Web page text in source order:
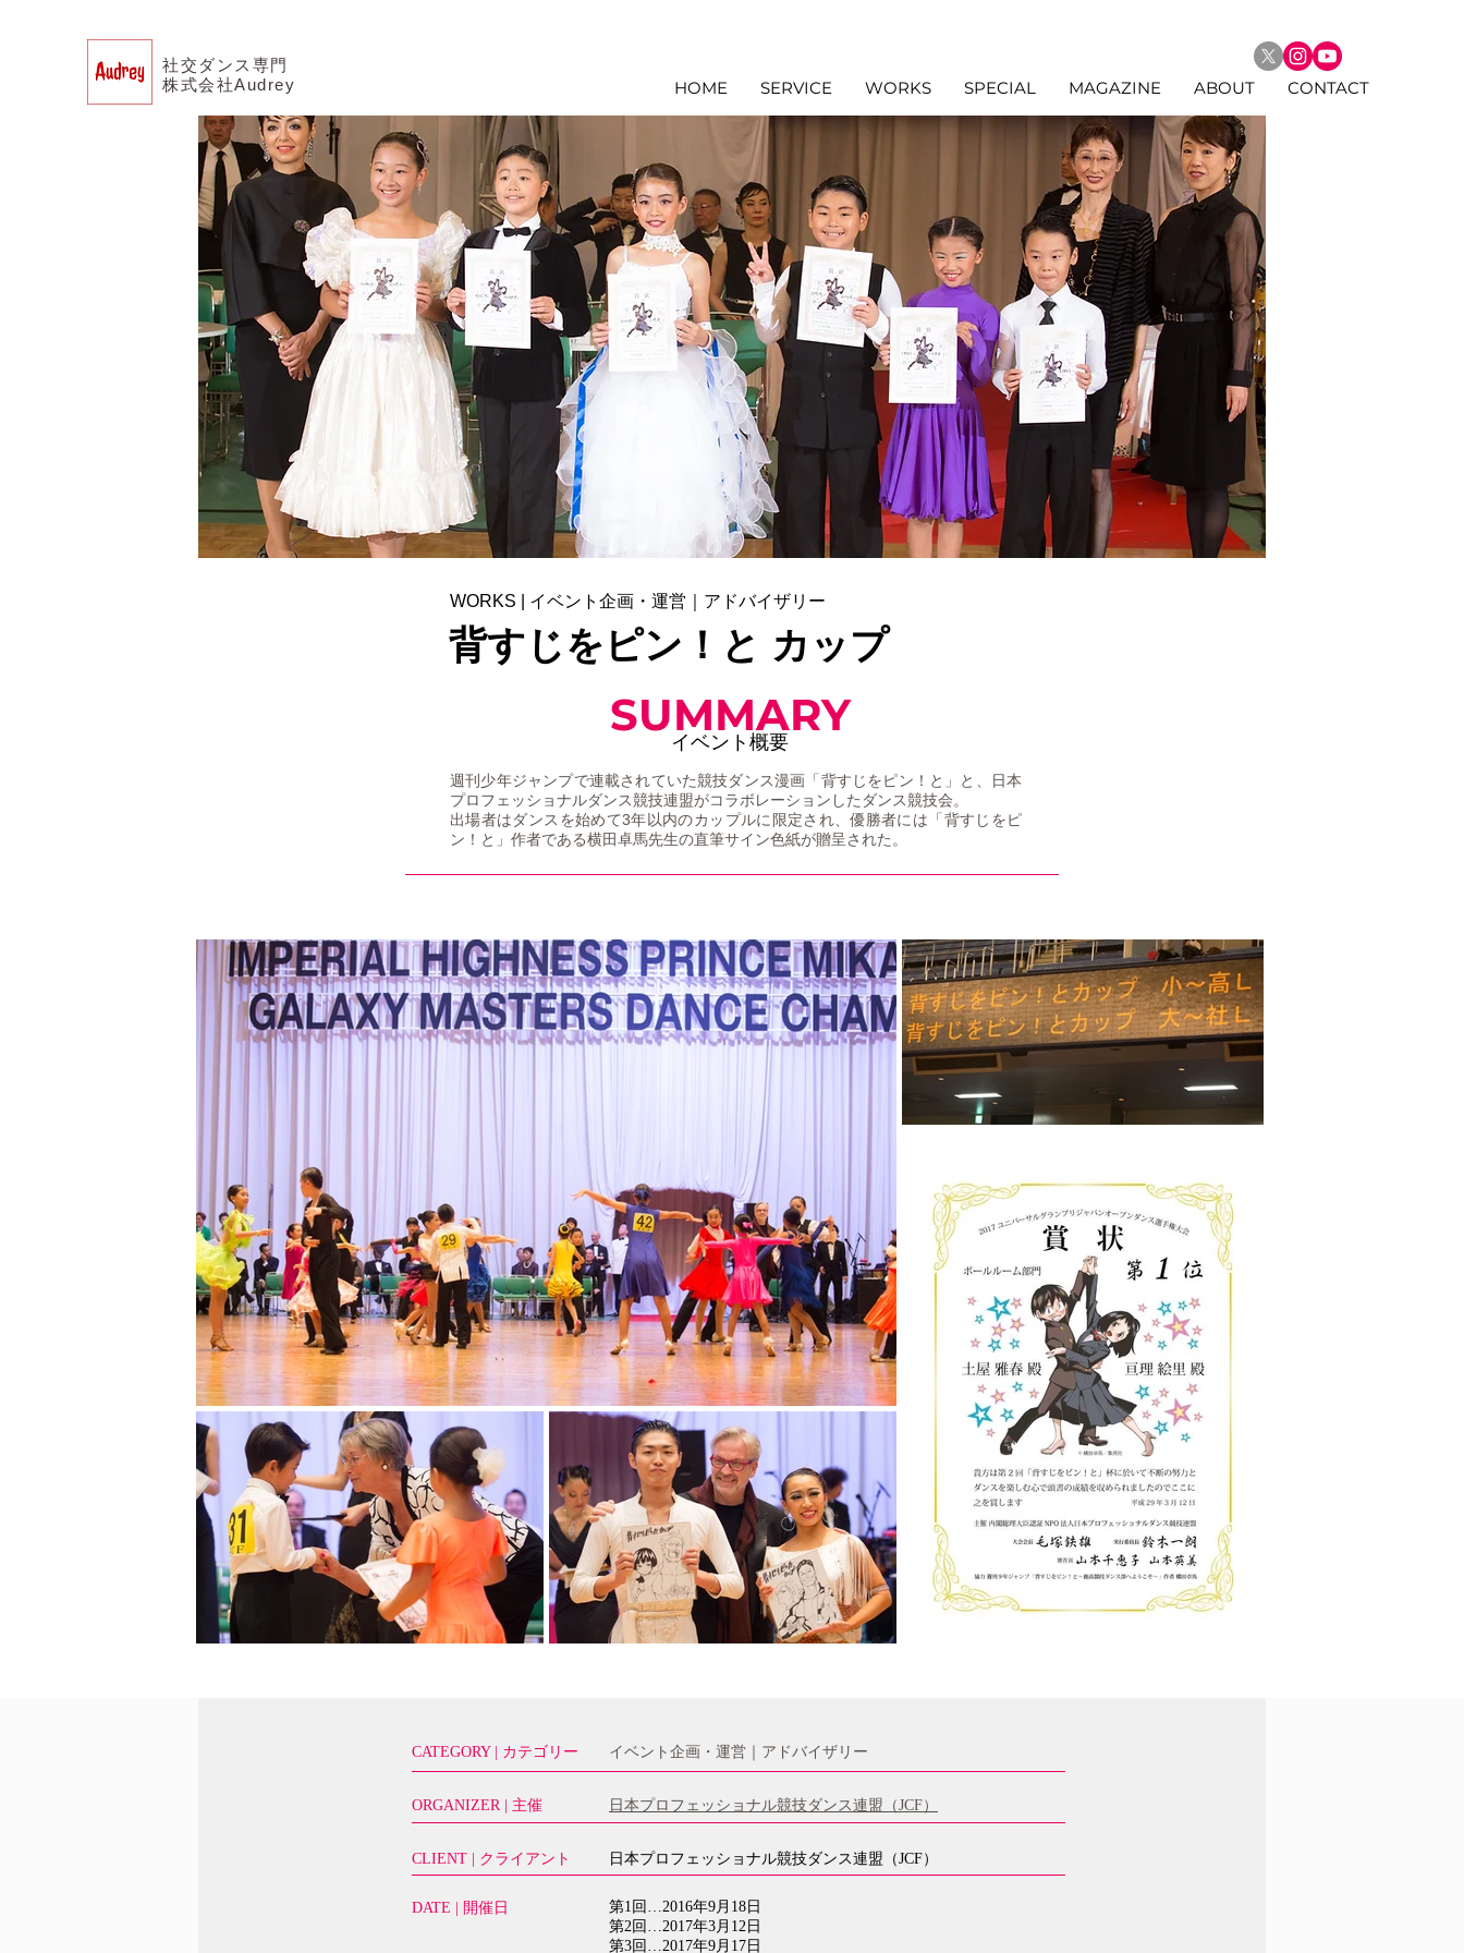
社交ダンス専門
株式会社Audrey
HOME SERVICE WORKS SPECIAL MAGAZINE ABOUT CONTACT
背すじをピン！と カップ
WORKS | イベント企画・運営｜アドバイザリー
SUMMARY
イベント概要
週刊少年ジャンプで連載されていた競技ダンス漫画「背すじをピン！と」と、日本
プロフェッショナルダンス競技連盟がコラボレーションしたダンス競技会。
出場者はダンスを始めて3年以内のカップルに限定され、優勝者には「背すじをピ
ン！と」作者である横田卓馬先生の直筆サイン色紙が贈呈された。
CATEGORY | カテゴリー イベント企画・運営｜アドバイザリー
ORGANIZER | 主催 日本プロフェッショナル競技ダンス連盟（JCF）
CLIENT | クライアント 日本プロフェッショナル競技ダンス連盟（JCF）
DATE | 開催日
第1回…2016年9月18日
第2回…2017年3月12日
第3回…2017年9月17日